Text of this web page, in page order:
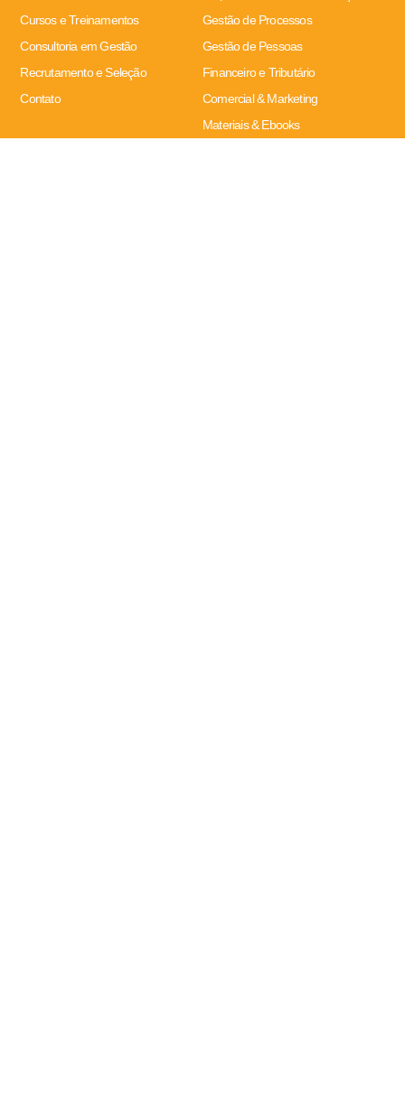
Cursos e Treinamentos
Consultoria em Gestão
Recrutamento e Seleção
Contato
Gestão de Processos
Gestão de Pessoas
Financeiro e Tributário
Comercial & Marketing
Materiais & Ebooks